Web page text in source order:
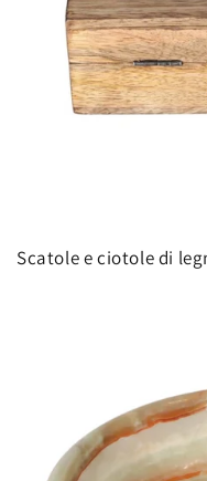
Scatole e ciotole di